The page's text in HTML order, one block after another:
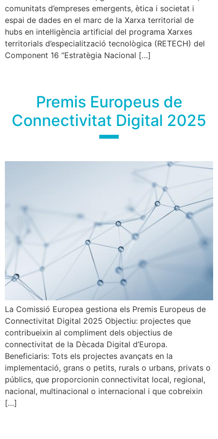
comunitats d’empreses emergents, ètica i societat i
espai de dades en el marc de la Xarxa territorial de
hubs en intel·ligència artificial del programa Xarxes
territorials d’especialització tecnològica (RETECH) del
Component 16 “Estratègia Nacional […]
Premis Europeus de
Connectivitat Digital 2025
La Comissió Europea gestiona els Premis Europeus de
Connectivitat Digital 2025 Objectiu: projectes que
contribueixin al compliment dels objectius de
connectivitat de la Dècada Digital d’Europa.
Beneficiaris: Tots els projectes avançats en la
implementació, grans o petits, rurals o urbans, privats o
públics, que proporcionin connectivitat local, regional,
nacional, multinacional o internacional i que cobreixin
[…]